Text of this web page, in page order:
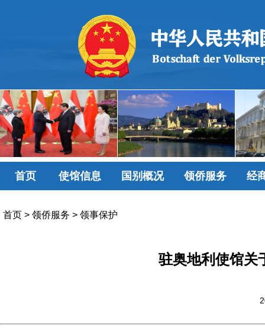
首页 使馆信息 国别概况 领侨服务 经
首页 > 领侨服务 > 领事保护
驻奥地利使馆关